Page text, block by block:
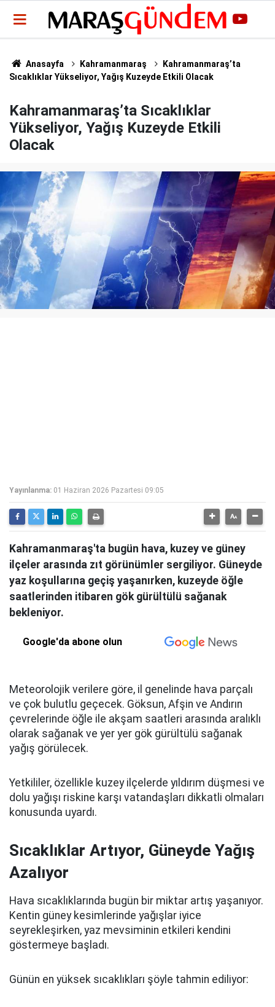
Anasayfa Kahramanmaraş
Kahramanmaraş’ta
Sıcaklıklar Yükseliyor, Yağış Kuzeyde Etkili Olacak
Kahramanmaraş’ta Sıcaklıklar
Yükseliyor, Yağış Kuzeyde Etkili
Olacak
Yayınlanma: 01 Haziran 2026 Pazartesi 09:05
Kahramanmaraş'ta bugün hava, kuzey ve güney
ilçeler arasında zıt görünümler sergiliyor. Güneyde
yaz koşullarına geçiş yaşanırken, kuzeyde öğle
saatlerinden itibaren gök gürültülü sağanak
bekleniyor.
Google'da abone olun
Meteorolojik verilere göre, il genelinde hava parçalı
ve çok bulutlu geçecek. Göksun, Afşin ve Andırın
çevrelerinde öğle ile akşam saatleri arasında aralıklı
olarak sağanak ve yer yer gök gürültülü sağanak
yağış görülecek.
Yetkililer, özellikle kuzey ilçelerde yıldırım düşmesi ve
dolu yağışı riskine karşı vatandaşları dikkatli olmaları
konusunda uyardı.
Sıcaklıklar Artıyor, Güneyde Yağış
Azalıyor
Hava sıcaklıklarında bugün bir miktar artış yaşanıyor.
Kentin güney kesimlerinde yağışlar iyice
seyrekleşirken, yaz mevsiminin etkileri kendini
göstermeye başladı.
Günün en yüksek sıcaklıkları şöyle tahmin ediliyor: